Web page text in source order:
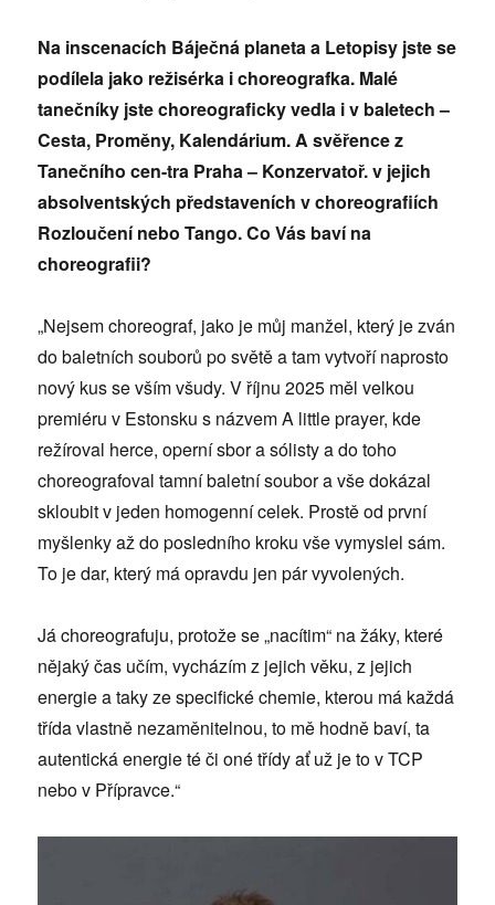
Na inscenacích Báječná planeta a Letopisy jste se
podílela jako režisérka i choreografka. Malé
tanečníky jste choreograficky vedla i v baletech –
Cesta, Proměny, Kalendárium. A svěřence z
Tanečního cen-tra Praha – Konzervatoř. v jejich
absolventských představeních v choreografiích
Rozloučení nebo Tango. Co Vás baví na
choreografii?
„Nejsem choreograf, jako je můj manžel, který je zván
do baletních souborů po světě a tam vytvoří naprosto
nový kus se vším všudy. V říjnu 2025 měl velkou
premiéru v Estonsku s názvem A little prayer, kde
režíroval herce, operní sbor a sólisty a do toho
choreografoval tamní baletní soubor a vše dokázal
skloubit v jeden homogenní celek. Prostě od první
myšlenky až do posledního kroku vše vymyslel sám.
To je dar, který má opravdu jen pár vyvolených.
Já choreografuju, protože se „nacítim“ na žáky, které
nějaký čas učím, vycházím z jejich věku, z jejich
energie a taky ze specifické chemie, kterou má každá
třída vlastně nezaměnitelnou, to mě hodně baví, ta
autentická energie té či oné třídy ať už je to v TCP
nebo v Přípravce.“